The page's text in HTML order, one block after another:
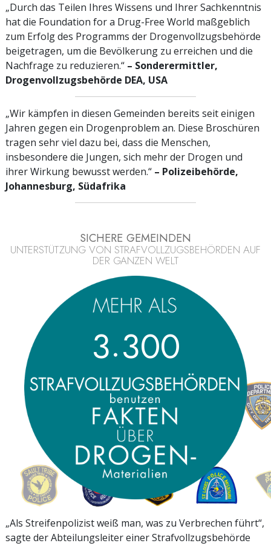
„Durch das Teilen Ihres Wissens und Ihrer Sachkenntnis
hat die Foundation for a Drug-Free World maßgeblich
zum Erfolg des Programms der Drogenvollzugsbehörde
beigetragen, um die Bevölkerung zu erreichen und die
Nachfrage zu reduzieren.“ – Sonderermittler,
Drogenvollzugsbehörde DEA, USA
„Wir kämpfen in diesen Gemeinden bereits seit einigen
Jahren gegen ein Drogenproblem an. Diese Broschüren
tragen sehr viel dazu bei, dass die Menschen,
insbesondere die Jungen, sich mehr der Drogen und
ihrer Wirkung bewusst werden.“ – Polizeibehörde,
Johannesburg, Südafrika
SICHERE GEMEINDEN
UNTERSTÜTZUNG VON STRAFVOLLZUGSBEHÖRDEN AUF
DER GANZEN WELT
3.300
„Als Streifenpolizist weiß man, was zu Verbrechen führt“,
sagte der Abteilungsleiter einer Strafvollzugsbehörde